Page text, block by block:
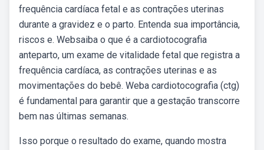
frequência cardíaca fetal e as contrações uterinas
durante a gravidez e o parto. Entenda sua importância,
riscos e. Websaiba o que é a cardiotocografia
anteparto, um exame de vitalidade fetal que registra a
frequência cardíaca, as contrações uterinas e as
movimentações do bebê. Weba cardiotocografia (ctg)
é fundamental para garantir que a gestação transcorre
bem nas últimas semanas.
Isso porque o resultado do exame, quando mostra